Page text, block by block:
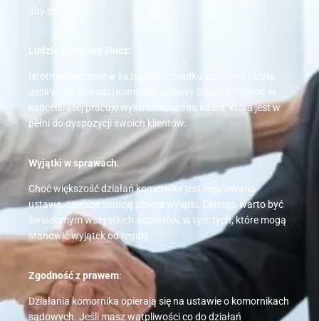
aby pomóc.
Ludzie stanowią klucz:
Istotne znaczenie w każdym przypadku stanowią ludzie.
Jeśli w grę wchodzi komornik sądowy Gdańsk Północ, w
kancelarii tej pracuje wykwalifikowana kadra, która jest w
pełni do dyspozycji swoich klientów.
Wyjątki w sprawach:
Choć większość działań komornika jest regulowana
ustawą, zawsze istnieją pewne wyjątki. Dlatego warto być
świadomym wszystkich aspektów, w tym tych, które mogą
stanowić wyjątek od reguły.
Zgodność z prawem:
Działania komornika opierają się na ustawie o komornikach
sądowych. Jeśli masz wątpliwości co do działań